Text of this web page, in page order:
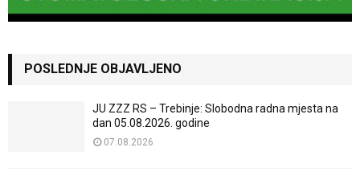
POSLEDNJE OBJAVLJENO
JU ZZZ RS – Trebinje: Slobodna radna mjesta na
dan 05.08.2026. godine
07.08.2026